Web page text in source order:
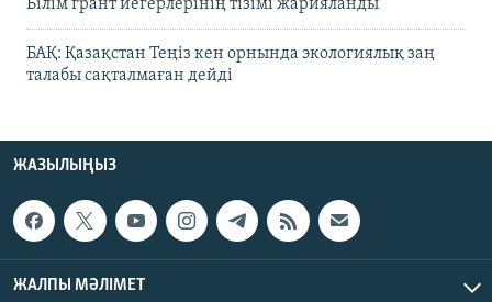
Білім грант иегерлерінің тізімі жарияланды
БАҚ: Қазақстан Теңіз кен орнында экологиялық заң
талабы сақталмаған дейді
ЖАЗЫЛЫҢЫЗ
ЖАЛПЫ МӘЛІМЕТ